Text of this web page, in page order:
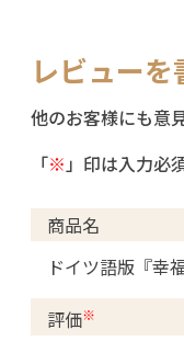
レビューを
他のお客様にも意
「※ 」印は入力必
商品名
ドイツ語版『幸
評価※